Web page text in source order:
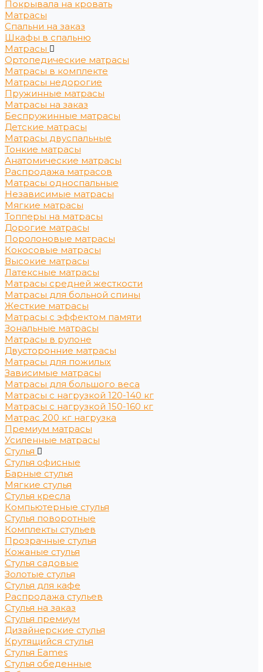
Покрывала на кровать
Матрасы
Спальни на заказ
Шкафы в спальню
Матрасы
Ортопедические матрасы
Матрасы в комплекте
Матрасы недорогие
Пружинные матрасы
Матрасы на заказ
Беспружинные матрасы
Детские матрасы
Матрасы двуспальные
Тонкие матрасы
Анатомические матрасы
Распродажа матрасов
Матрасы односпальные
Независимые матрасы
Мягкие матрасы
Топперы на матрасы
Дорогие матрасы
Поролоновые матрасы
Кокосовые матрасы
Высокие матрасы
Латексные матрасы
Матрасы средней жесткости
Матрасы для больной спины
Жесткие матрасы
Матрасы с эффектом памяти
Зональные матрасы
Матрасы в рулоне
Двусторонние матрасы
Матрасы для пожилых
Зависимые матрасы
Матрасы для большого веса
Матрасы с нагрузкой 120-140 кг
Матрасы с нагрузкой 150-160 кг
Матрас 200 кг нагрузка
Премиум матрасы
Усиленные матрасы
Стулья
Стулья офисные
Барные стулья
Мягкие стулья
Стулья кресла
Компьютерные стулья
Стулья поворотные
Комплекты стульев
Прозрачные стулья
Кожаные стулья
Стулья садовые
Золотые стулья
Стулья для кафе
Распродажа стульев
Стулья на заказ
Стулья премиум
Дизайнерские стулья
Крутящийся стулья
Стулья Eames
Стулья обеденные